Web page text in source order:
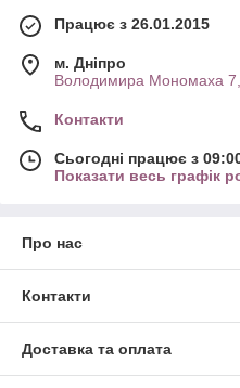
Працює з 26.01.2015
м. Дніпро
Володимира Мономаха 7,
Контакти
Сьогодні працює з
Показати весь графік
Про нас
Контакти
Доставка та оплата